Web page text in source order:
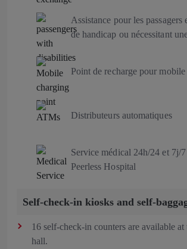
Assistance pour les passagers
de handicap ou nécessitant
Point de recharge pour mobile
Distributeurs automatiques
Service médical 24h/24 et 7j/
Peerless Hospital
Self-check-in kiosks and self-
16 self-check-in counters are available at
hall.